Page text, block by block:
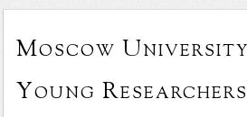
Moscow University
Young